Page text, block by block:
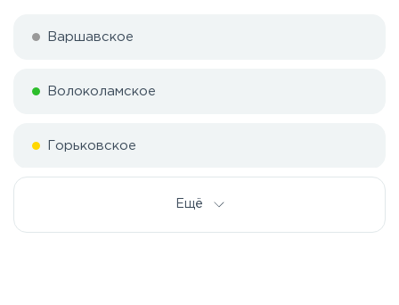
Варшавское
Волоколамское
Горьковское
Ещё